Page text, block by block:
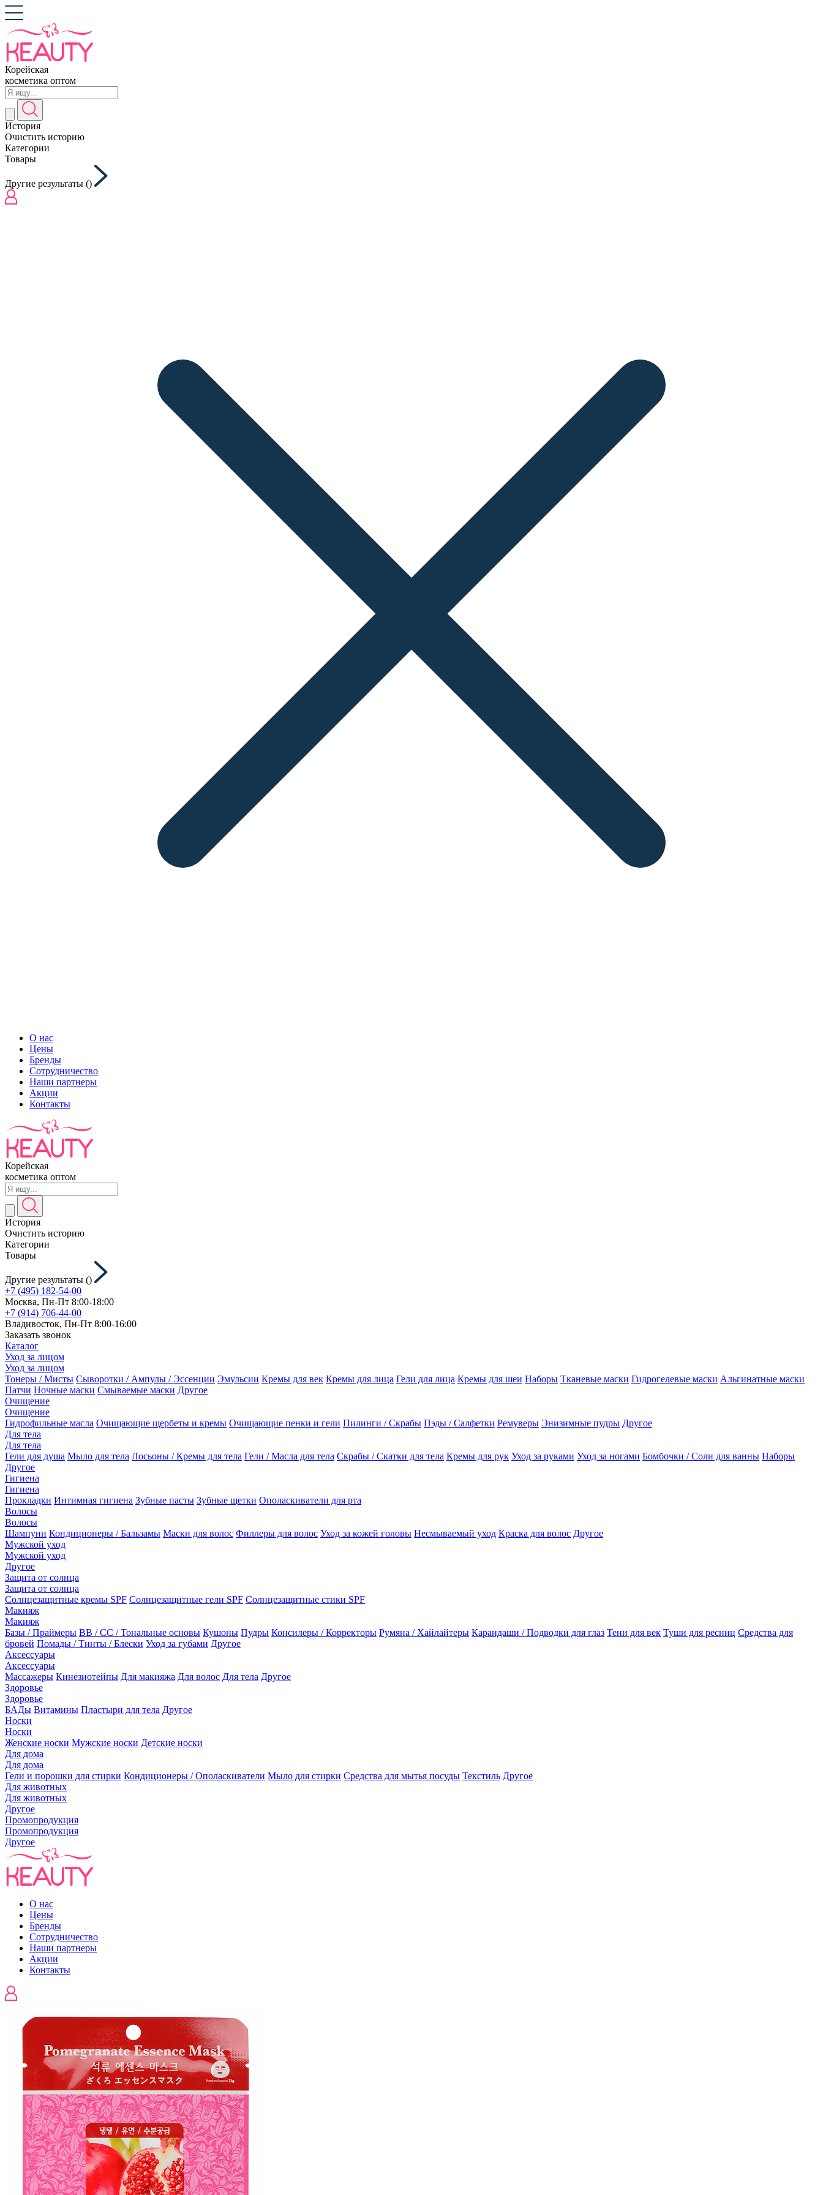
Корейская
косметика оптом
История
Очистить историю
Категории
Товары
Другие результаты ()
О нас
Цены
Бренды
Сотрудничество
Наши партнеры
Акции
Контакты
Корейская
косметика оптом
История
Очистить историю
Категории
Товары
Другие результаты ()
+7 (495) 182-54-00
Москва, Пн-Пт 8:00-18:00
+7 (914) 706-44-00
Владивосток, Пн-Пт 8:00-16:00
Заказать звонок
Каталог
Уход за лицом
Уход за лицом
Тонеры / Мисты Сыворотки / Ампулы / Эссенции Эмульсии Кремы для век Кремы для лица Гели для лица Кремы для шеи Наборы Тканевые маски Гидрогелевые маски Альгинатные маски
Патчи Ночные маски Смываемые маски Другое
Очищение
Очищение
Гидрофильные масла Очищающие щербеты и кремы Очищающие пенки и гели Пилинги / Скрабы Пэды / Салфетки Ремуверы Энизимные пудры Другое
Для тела
Для тела
Гели для душа Мыло для тела Лосьоны / Кремы для тела Гели / Масла для тела Скрабы / Скатки для тела Кремы для рук Уход за руками Уход за ногами Бомбочки / Соли для ванны Наборы
Другое
Гигиена
Гигиена
Прокладки Интимная гигиена Зубные пасты Зубные щетки Ополаскиватели для рта
Волосы
Волосы
Шампуни Кондиционеры / Бальзамы Маски для волос Филлеры для волос Уход за кожей головы Несмываемый уход Краска для волос Другое
Мужской уход
Мужской уход
Другое
Защита от солнца
Защита от солнца
Солнцезащитные кремы SPF Солнцезащитные гели SPF Солнцезащитные стики SPF
Макияж
Макияж
Базы / Праймеры BB / CC / Тональные основы Кушоны Пудры Консилеры / Корректоры Румяна / Хайлайтеры Карандаши / Подводки для глаз Тени для век Туши для ресниц Средства для
бровей Помады / Тинты / Блески Уход за губами Другое
Аксессуары
Аксессуары
Массажеры Кинезиотейпы Для макияжа Для волос Для тела Другое
Здоровье
Здоровье
БАДы Витамины Пластыри для тела Другое
Носки
Носки
Женские носки Мужские носки Детские носки
Для дома
Для дома
Гели и порошки для стирки Кондиционеры / Ополаскиватели Мыло для стирки Средства для мытья посуды Текстиль Другое
Для животных
Для животных
Другое
Промопродукция
Промопродукция
Другое
О нас
Цены
Бренды
Сотрудничество
Наши партнеры
Акции
Контакты